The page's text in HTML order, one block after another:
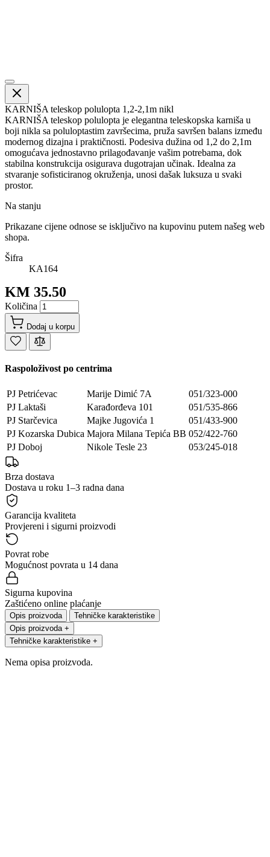
KARNIŠA teleskop polulopta 1,2-2,1m nikl
KARNIŠA teleskop polulopta je elegantna teleskopska karniša u
boji nikla sa poluloptastim završecima, pruža savršen balans između
modernog dizajna i praktičnosti. Podesiva dužina od 1,2 do 2,1m
omogućava jednostavno prilagođavanje vašim potrebama, dok
stabilna konstrukcija osigurava dugotrajan učinak. Idealna za
stvaranje sofisticiranog okruženja, unosi dašak luksuza u svaki
prostor.
Na stanju
Prikazane cijene odnose se isključivo na kupovinu putem našeg web
shopa.
Šifra
KA164
KM 35.50
Količina
Dodaj u korpu
Raspoloživost po centrima
PJ Petrićevac Marije Dimić 7A
051/323-000
PJ Laktaši
Karađorđeva 101
051/535-866
PJ Starčevica
Majke Jugovića 1
051/433-900
PJ Kozarska Dubica Majora Milana Tepića BB 052/422-760
PJ Doboj
Nikole Tesle 23 053/245-018
Brza dostava
Dostava u roku 1–3 radna dana
Garancija kvaliteta
Provjereni i sigurni proizvodi
Povrat robe
Mogućnost povrata u 14 dana
Sigurna kupovina
Zaštićeno online plaćanje
Opis proizvoda
Tehničke karakteristike
Opis proizvoda +
Tehničke karakteristike +
Nema opisa proizvoda.